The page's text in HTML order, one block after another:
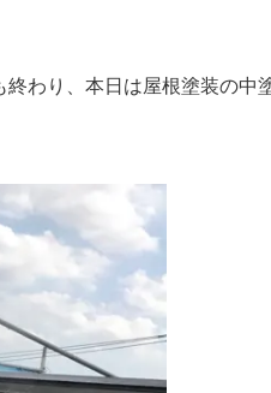
わり、本日は屋根塗装の中